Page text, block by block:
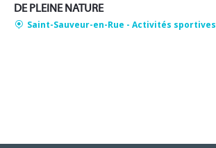
DE PLEINE NATURE
Saint-Sauveur-en-Rue - Activités sportives